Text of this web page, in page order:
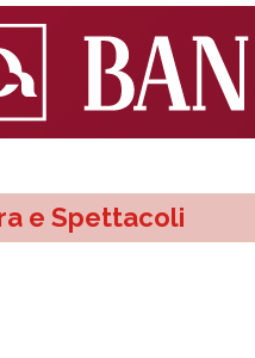
e Spettacoli